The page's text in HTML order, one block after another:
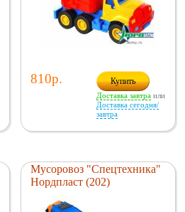
810р. Купить
Доставка завтра или
Доставка сегодня/
завтра
Мусоровоз "Спецтехника"
Нордпласт (202)